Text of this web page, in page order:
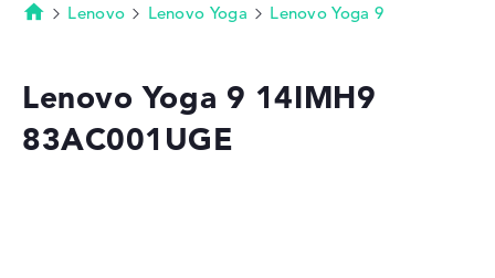
Technik & Wissen
Deals
Merkzettel
Startseite
Lenovo Lenovo Yoga Lenovo Yoga 9
Lenovo Yoga 9 14IMH9
83AC001UGE